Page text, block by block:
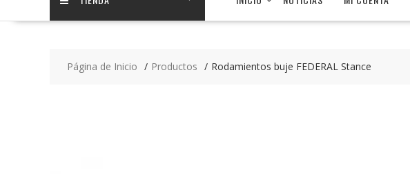
Página de Inicio Productos Rodamientos buje FEDERAL Stance